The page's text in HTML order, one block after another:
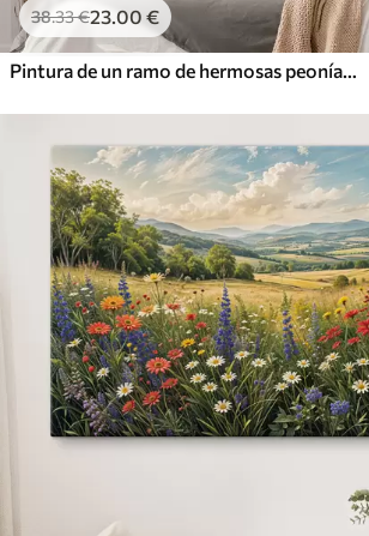
38.33€23.00 €
Pintura de un ramo de hermosas peonías blancas y rosas en un jarrón de vidrio sobre una mesa de madera